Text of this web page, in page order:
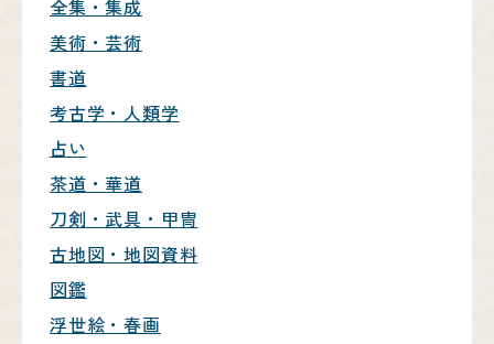
全集・集成
美術・芸術
書道
考古学・人類学
占い
茶道・華道
刀剣・武具・甲冑
古地図・地図資料
図鑑
浮世絵・春画